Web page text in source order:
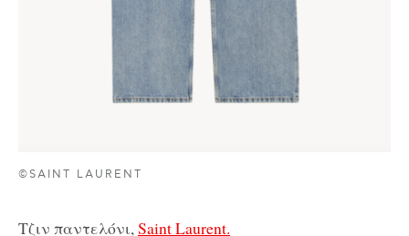
©SAINT LAURENT
Τζιν παντελόνι,Saint Laurent.